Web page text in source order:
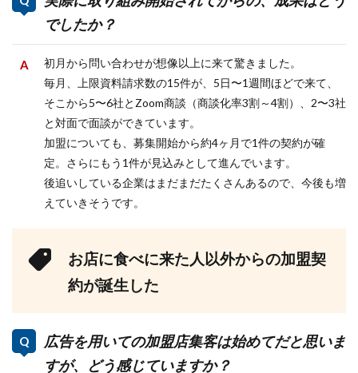
でしたか？
初月から問い合わせが想像以上に来て驚きました。
毎月、上限資料請求数の15件が、5日〜1週間ほどで来て、
そこから5〜6社とZoom商談（商談化率3割～4割）、2〜3社
と対面で面談ができています。
加盟についても、募集開始から約4ヶ月で1件の契約が確
定。さらにもう1件が見込みとして進んでいます。
後追いしている企業はまだまだたくさんあるので、今後も増
えていきそうです。
お店に食べに来た人以外からの加盟契
約が誕生した
広告を用いての加盟店集客は始めてだと思いま
すが、どう感じていますか？